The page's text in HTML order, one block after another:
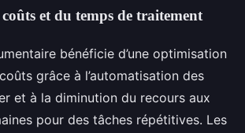
et du temps de traitement
bénéficie d’une optimisation
grâce à l’automatisation des
et à la diminution du recours aux
pour des tâches répétitives. Les